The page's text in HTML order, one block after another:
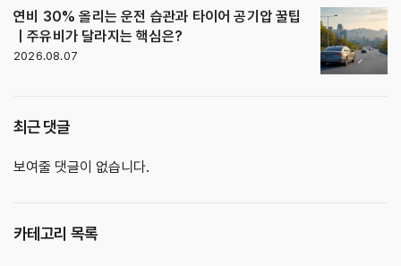
연비 30% 올리는 운전 습관과 타이어 공기압 꿀팁
｜주유비가 달라지는 핵심은?
2026.08.07
최근 댓글
보여줄 댓글이 없습니다.
카테고리 목록